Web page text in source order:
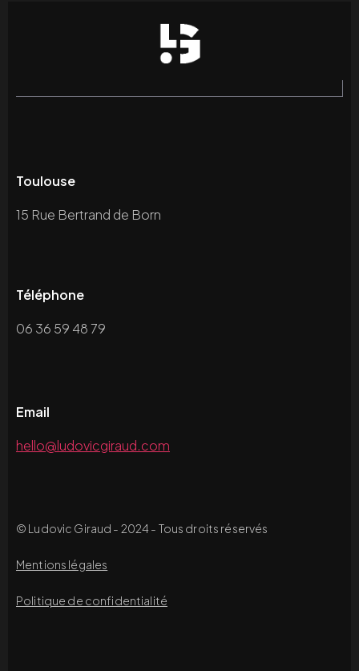
Toulouse
15 Rue Bertrand de Born
Téléphone
06 36 59 48 79
Email
hello@ludovicgiraud.com
© Ludovic Giraud - 2024 - Tous droits réservés
Mentions légales
Politique de confidentialité